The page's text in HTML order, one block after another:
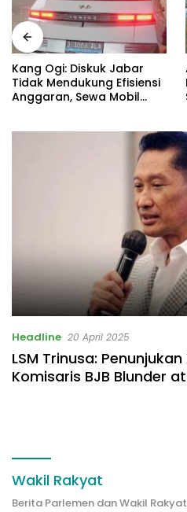
Kang Ogi: Diskuk Jabar
Tidak Mendukung Efisiensi
Anggaran, Sewa Mobil
Headline 20 April 2025
LSM Trinusa:
Komisaris BJB Blunder
Wakil Rakyat
Berita Parlemen dan Wakil